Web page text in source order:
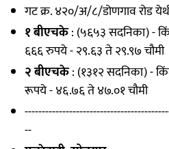
गट क्र. ४२०/अ/८/डोणगाव रोड
१ बीएचके: (५६५३ सदनिका) -
६६६ रुपये - २९.६३ ते २९.९७ चौमी
२ बीएचके: (१३१२ सदनिका) -
रूपये - ४६.७६ ते ४७.०१ चौमी
--